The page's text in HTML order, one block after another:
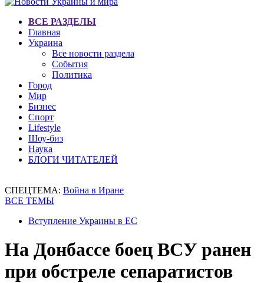
ВСЕ РАЗДЕЛЫ
Главная
Украина
Все новости раздела
События
Политика
Город
Мир
Бизнес
Спорт
Lifestyle
Шоу-биз
Наука
БЛОГИ ЧИТАТЕЛЕЙ
СПЕЦТЕМА: Война в Иране
ВСЕ ТЕМЫ
Вступление Украины в ЕС
На Донбассе боец ВСУ ранен
при обстреле сепаратистов